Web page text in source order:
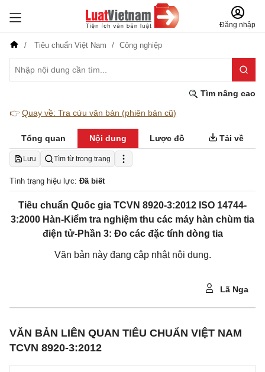
Đăng nhập
Tiêu chuẩn Việt Nam Công nghiệp
Tìm nâng cao
👉 Quay về: Tra cứu văn bản (phiên bản cũ)
Tổng quan Nội dung Lược đồ Tải về
Lưu Tìm từ trong trang
Tình trạng hiệu lực: Đã biết
Tiêu chuẩn Quốc gia TCVN 8920-3:2012 ISO 14744-
3:2000 Hàn-Kiểm tra nghiệm thu các máy hàn chùm tia
điện tử-Phần 3: Đo các đặc tính dòng tia
Văn bản này đang cập nhật nội dung.
Lã Nga
VĂN BẢN LIÊN QUAN TIÊU CHUẨN VIỆT NAM
TCVN 8920-3:2012